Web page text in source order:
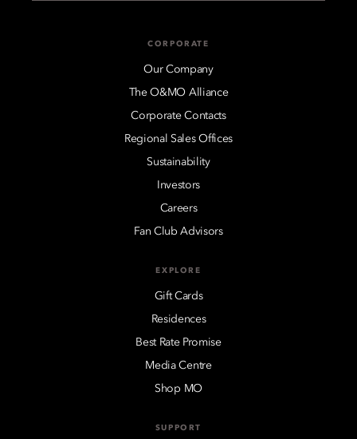
CORPORATE
Our Company
The O&MO Alliance
Corporate Contacts
Regional Sales Offices
Sustainability
Investors
Careers
Fan Club Advisors
EXPLORE
Gift Cards
Residences
Best Rate Promise
Media Centre
Shop MO
SUPPORT